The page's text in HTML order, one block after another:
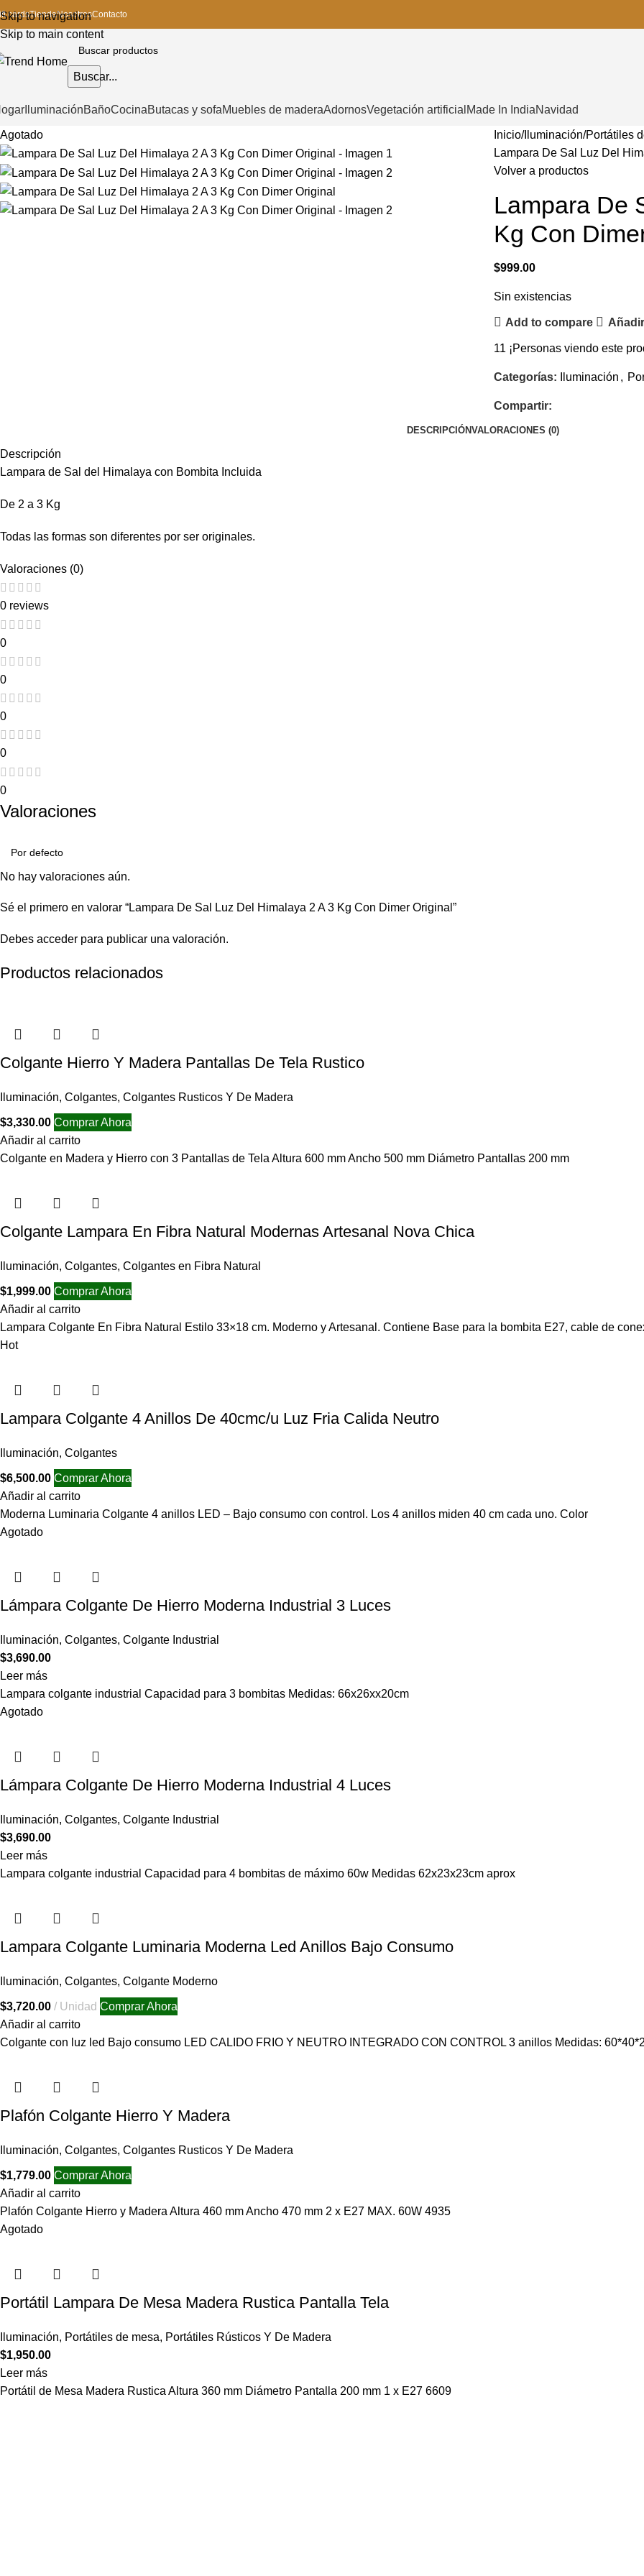
Skip to navigation
Skip to main content
cardsTiendaNosotrosContacto
Buscar...
IluminaciónBañoCocinaButacas y sofaMuebles de maderaAdornosVegetación artificial Made In IndiaNavidad
Agotado Inicio Iluminación Portátiles
Lampara De Sal Luz Del
Volver a productos
Lampara De
Kg Con
$999.00
Sin existencias
Add to compare
11 ¡Personas viendo este
Categorías: Iluminación ,
Compartir:
DESCRIPCIÓNVALORACIONES (0)
Descripción
Lampara de Sal del Himalaya con Bombita Incluida
De 2 a 3 Kg
Todas las formas son diferentes por ser originales.
Valoraciones (0)
0 reviews
0
0
0
0
0
Valoraciones
No hay valoraciones aún.
Sé el primero en valorar “Lampara De Sal Luz Del Himalaya 2 A 3 Kg Con Dimer Original”
Debes acceder para publicar una valoración.
Productos relacionados
Colgante Hierro Y Madera Pantallas De Tela Rustico
Iluminación, Colgantes, Colgantes Rusticos Y De Madera
$3,330.00 Comprar Ahora
Añadir al carrito
Colgante en Madera y Hierro con 3 Pantallas de Tela Altura 600 mm Ancho 500 mm Diámetro Pantallas 200 mm
Colgante Lampara En Fibra Natural Modernas Artesanal Nova Chica
Iluminación, Colgantes, Colgantes en Fibra Natural
$1,999.00 Comprar Ahora
Añadir al carrito
Lampara Colgante En Fibra Natural Estilo 33×18 cm. Moderno y Artesanal. Contiene Base para la bombita E27, cable de
Hot
Lampara Colgante 4 Anillos De 40cmc/u Luz Fria Calida Neutro
Iluminación, Colgantes
$6,500.00 Comprar Ahora
Añadir al carrito
Moderna Luminaria Colgante 4 anillos LED – Bajo consumo con control. Los 4 anillos miden 40 cm cada uno. Color
Agotado
Lámpara Colgante De Hierro Moderna Industrial 3 Luces
Iluminación, Colgantes, Colgante Industrial
$3,690.00
Leer más
Lampara colgante industrial Capacidad para 3 bombitas Medidas: 66x26xx20cm
Agotado
Lámpara Colgante De Hierro Moderna Industrial 4 Luces
Iluminación, Colgantes, Colgante Industrial
$3,690.00
Leer más
Lampara colgante industrial Capacidad para 4 bombitas de máximo 60w Medidas 62x23x23cm aprox
Lampara Colgante Luminaria Moderna Led Anillos Bajo Consumo
Iluminación, Colgantes, Colgante Moderno
$3,720.00 Unidad Comprar Ahora
Añadir al carrito
Colgante con luz led Bajo consumo LED CALIDO FRIO Y NEUTRO INTEGRADO CON CONTROL 3 anillos Medidas:
Plafón Colgante Hierro Y Madera
Iluminación, Colgantes, Colgantes Rusticos Y De Madera
$1,779.00 Comprar Ahora
Añadir al carrito
Plafón Colgante Hierro y Madera Altura 460 mm Ancho 470 mm 2 x E27 MAX. 60W 4935
Agotado
Portátil Lampara De Mesa Madera Rustica Pantalla Tela
Iluminación, Portátiles de mesa, Portátiles Rústicos Y De Madera
$1,950.00
Leer más
Portátil de Mesa Madera Rustica Altura 360 mm Diámetro Pantalla 200 mm 1 x E27 6609